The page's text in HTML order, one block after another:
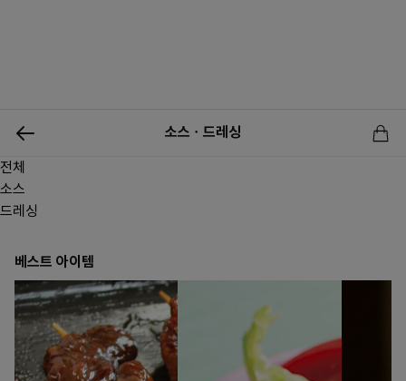
신상품
소스ㆍ드레싱
전체
소스
드레싱
베스트 아이템